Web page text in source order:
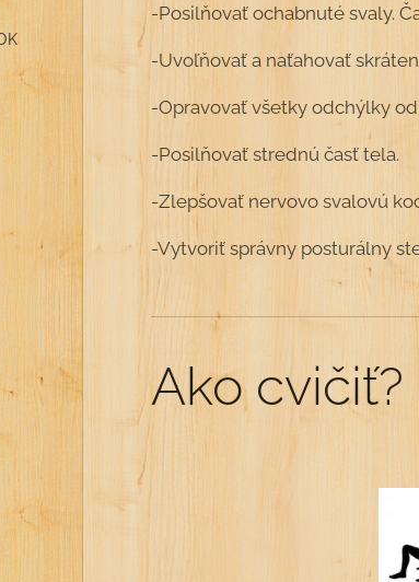
-Posilňovať ochabnuté svaly.
-Uvoľňovať a naťahovať
-Opravovať všetky odchýlky
-Posilňovať strednú časť tela.
-Zlepšovať nervovo svalovú
-Vytvoriť správny posturálny
Ako cvičiť?